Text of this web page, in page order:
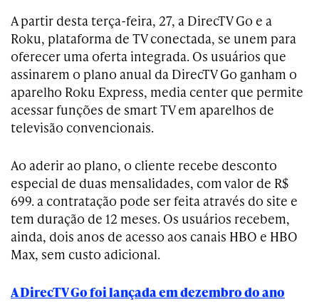
A partir desta terça-feira, 27, a DirecTV Go e a
Roku, plataforma de TV conectada, se unem para
oferecer uma oferta integrada. Os usuários que
assinarem o plano anual da DirecTV Go ganham o
aparelho Roku Express, media center que permite
acessar funções de smart TV em aparelhos de
televisão convencionais.
Ao aderir ao plano, o cliente recebe desconto
especial de duas mensalidades, com valor de R$
699. a contratação pode ser feita através do site e
tem duração de 12 meses. Os usuários recebem,
ainda, dois anos de acesso aos canais HBO e HBO
Max, sem custo adicional.
A DirecTV Go foi lançada em dezembro do ano